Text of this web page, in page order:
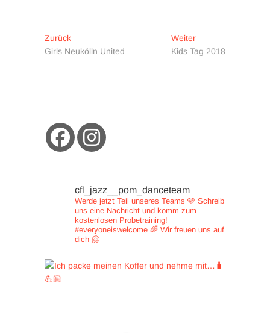
Beitragsnavigation
ZurückVorheriger
Beitrag:
Girls Neukölln United
WeiterNächster
Beitrag:
Kids Tag 2018
cfl_jazz__pom_danceteam
Werde jetzt Teil unseres Teams 🩵 Schreib
uns eine Nachricht und komm zum
kostenlosen Probetraining!
#everyoneiswelcome 🌈 Wir freuen uns auf
dich 🤗